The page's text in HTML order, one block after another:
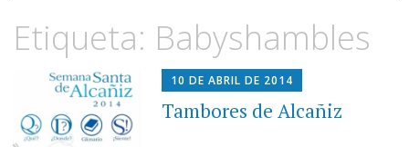
al
contenido
Etiqueta: Babyshambles
10 DE ABRIL DE 2014
Tambores de Alcañiz